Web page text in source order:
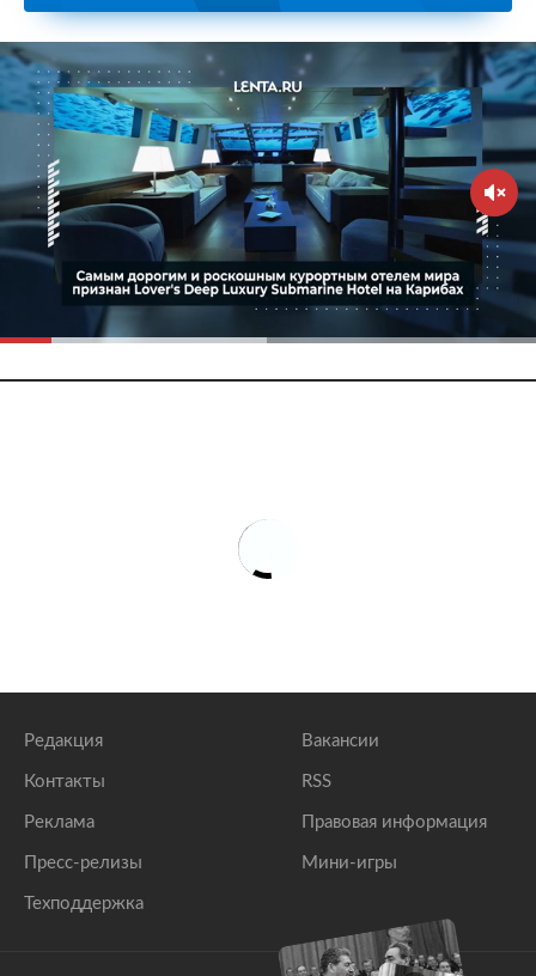
Редакция
Контакты
Реклама
Пресс-релизы
Техподдержка
Вакансии
RSS
Правовая информация
Мини-игры